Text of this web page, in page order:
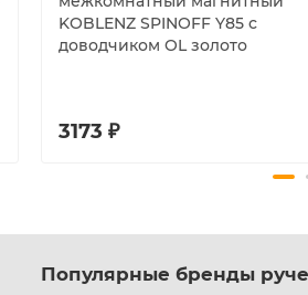
KOBLENZ SPINOFF Y85 с
доводчиком OL золото
3173 ₽
Популярные бренды